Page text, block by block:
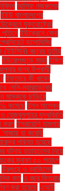
আসিফ নজরুলের
ইইউ বাংলাদেশের
যুক্তরাষ্ট্রের
পুতিনে ইউক্রেনে সেনা
ভলোদিমির
(ইউসিবি) বছরের তৃতীয়
ইউরোপজুড়ে সাড়া ইঙ্গিত
জন্য উপকারী
ইফতারে কী খাবেন
মেসি-ম্যারাডোনার
মাস্ককে ছাড়িয়ে
কমেছে ইলন মাস্কের
হেজবুল্লাহর যুদ্ধবিরতি
করল ইসরায়েলি হামলায়
যা করেছি
পরিণত হয়েছে
ঘটনায় হতাহতদের নিয়ে
মুনাফা ৫০ শতাংশ
উরুগুয়ে ও ব্রাজিলের
কত এ বছর ফিতরার
করা হয়েছে এআই